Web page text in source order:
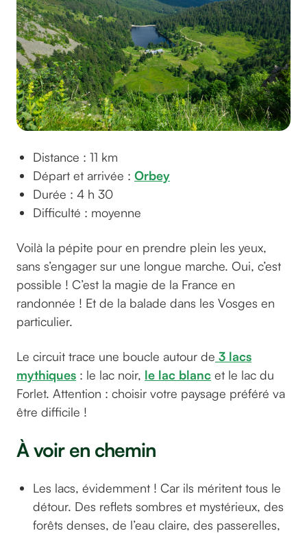
Distance : 11 km
Départ et arrivée : Orbey
Durée : 4 h 30
Difficulté : moyenne
Voilà la pépite pour en prendre plein les yeux,
sans s’engager sur une longue marche. Oui, c’est
possible ! C’est la magie de la France en
randonnée ! Et de la balade dans les Vosges en
particulier.
Le circuit trace une boucle autour de 3 lacs
mythiques : le lac noir, le lac blanc et le lac du
Forlet. Attention : choisir votre paysage préféré va
être difficile !
À voir en chemin
Les lacs, évidemment ! Car ils méritent tous le
détour. Des reflets sombres et mystérieux, des
forêts denses, de l’eau claire, des passerelles,